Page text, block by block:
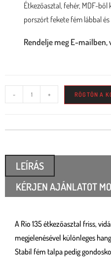
Étkezőasztal, fehér, MDF-
porszórt fekete fém lábbal
Rendelje meg E-mailben,
- + RÖGTÖN A
LEÍRÁS
KÉRJEN AJÁNLATOT
A Rio 135 étkezőasztal friss,
megjelenésével különleges
Stabil fém talpa pedig